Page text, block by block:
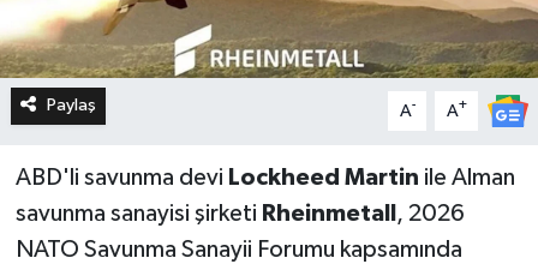
Paylaş A- A+
ABD'li savunma devi Lockheed Martin ile Alman
savunma sanayisi şirketi Rheinmetall , 2026
NATO Savunma Sanayii Forumu kapsamında